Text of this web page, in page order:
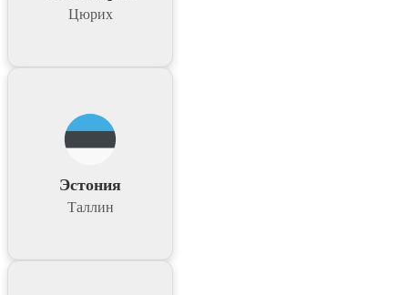
Цюрих
Эстония
Таллин